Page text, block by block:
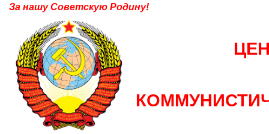
За нашу Советскую Родину!